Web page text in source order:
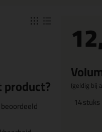
beoordeeld
(geldig bij
14stuks